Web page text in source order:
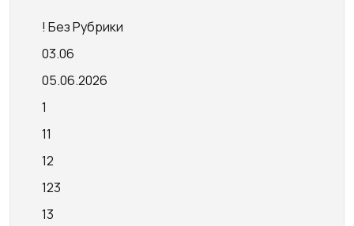
! Без Рубрики
03.06
05.06.2026
1
11
12
123
13